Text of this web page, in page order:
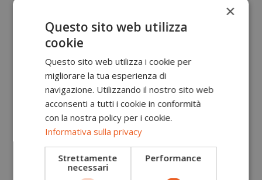
×
Questo sito web utilizza
cookie
Questo sito web utilizza i cookie per
migliorare la tua esperienza di
navigazione. Utilizzando il nostro sito web
acconsenti a tutti i cookie in conformità
con la nostra policy per i cookie.
Informativa sulla privacy
Strettamente
necessari
Performance